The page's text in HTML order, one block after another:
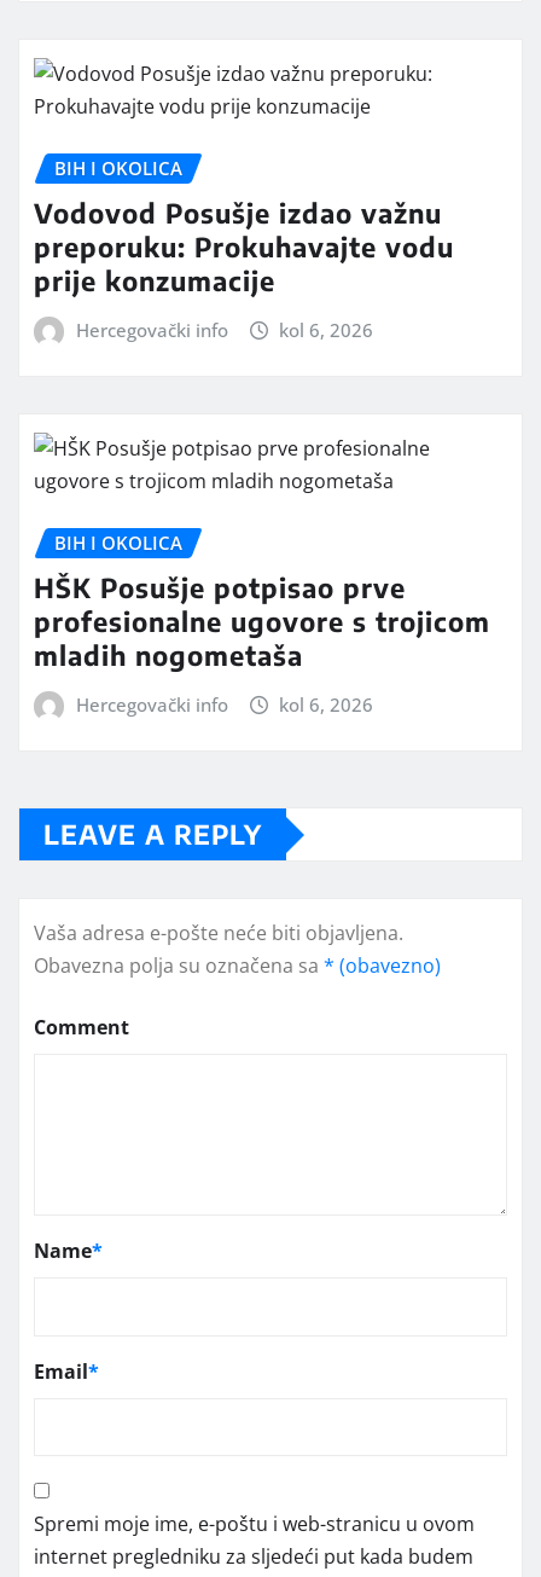
BIH I OKOLICA
Vodovod Posušje izdao važnu
preporuku: Prokuhavajte vodu
prije konzumacije
Hercegovački info kol 6, 2026
BIH I OKOLICA
HŠK Posušje potpisao prve
profesionalne ugovore s trojicom
mladih nogometaša
Hercegovački info kol 6, 2026
LEAVE A REPLY
Vaša adresa e-pošte neće biti objavljena.
Obavezna polja su označena sa * (obavezno)
Comment
Name*
Email*
Spremi moje ime, e-poštu i web-stranicu u ovom
internet pregledniku za sljedeći put kada budem